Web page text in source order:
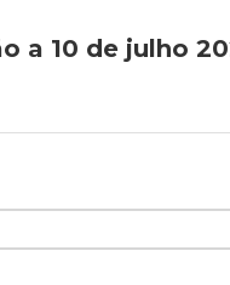
a 10 de julho